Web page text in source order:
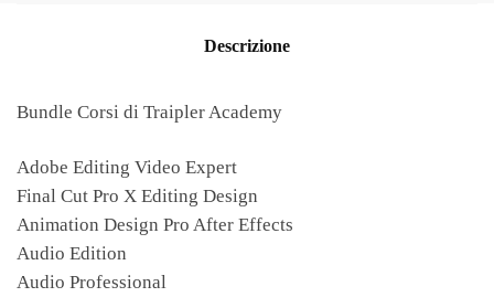
Descrizione
Bundle Corsi di Traipler Academy
Adobe Editing Video Expert
Final Cut Pro X Editing Design
Animation Design Pro After Effects
Audio Edition
Audio Professional